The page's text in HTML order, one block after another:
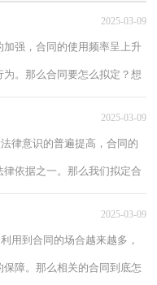
2025-03-09
强，合同的使用频率呈上升
。那么合同要怎么拟定？想
安...
2025-03-09
律意识的普遍提高，合同的
依据之一。那么我们拟定合
...
2025-03-09
用到合同的场合越来越多，
障。那么相关的合同到底怎